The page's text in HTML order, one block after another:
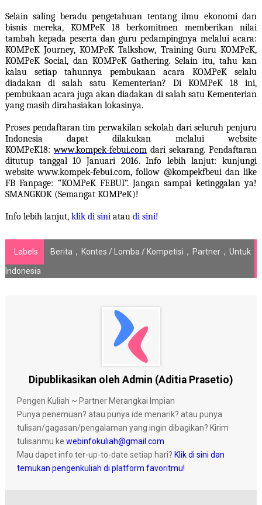
Selain saling beradu pengetahuan tentang ilmu ekonomi dan
bisnis mereka, KOMPeK 18 berkomitmen memberikan nilai
tambah kepada peserta dan guru pedampingnya melalui acara:
KOMPeK Journey, KOMPeK Talkshow, Training Guru KOMPeK,
KOMPeK Social, dan KOMPeK Gathering. Selain itu, tahu kan
kalau setiap tahunnya pembukaan acara KOMPeK selalu
diadakan di salah satu Kementerian? Di KOMPeK 18 ini,
pembukaan acara juga akan diadakan di salah satu Kementerian
yang masih dirahasiakan lokasinya.
Proses pendaftaran tim perwakilan sekolah dari seluruh penjuru
Indonesia dapat dilakukan melalui website
KOMPeK18:www.kompek-febui.comdari sekarang.Pendaftaran
ditutup tanggal 10 Januari 2016. Info lebih lanjut: kunjungi
websitewww.kompek-febui.com, follow @kompekfbeui dan like
FB Fanpage: “KOMPeK FEBUI”.Jangan sampai ketinggalan ya!
SMANGKOK (Semangat KOMPeK)!
Info lebih lanjut, klik di siniatau di sini!
Labels Berita , Kontes / Lomba / Kompetisi , Partner , Untuk
Indonesia
Dipublikasikan oleh Admin (Aditia Prasetio)
Pengen Kuliah ~ Partner Merangkai Impian
Punya penemuan? atau punya ide menarik? atau punya
tulisan/gagasan/pengalaman yang ingin dibagikan? Kirim
tulisanmu ke webinfokuliah@gmail.com
Mau dapet info ter-up-to-date setiap hari? Klik di sini dan
temukan pengenkuliah di platform favoritmu!